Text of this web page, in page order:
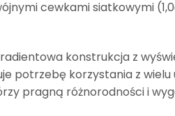
cewkami siatkowymi
konstrukcja z
potrzebę korzystania z
pragną różnorodności i